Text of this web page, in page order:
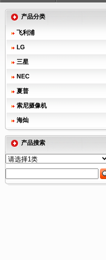
产品分类
飞利浦
LG
三星
NEC
夏普
索尼摄像机
海灿
产品搜索